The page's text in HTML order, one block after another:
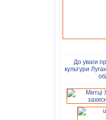
До уваги
культури